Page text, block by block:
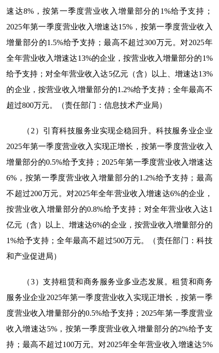
速达8%，按第一季度营业收入增量部分的1%给予支持；
2025年第一季度营业收入增速达15%，按第一季度营业收入
增量部分的1.5%给予支持；最高不超过300万元。对2025年
全年营业收入增速达13%的企业，按营业收入增量部分的1%
给予支持；对全年营业收入达5亿元（含）以上、增速达13%
的企业，按营业收入增量部分的1.2%给予支持；全年最高不
超过800万元。（责任部门：信息技术产业局）
（2）引育科技服务业实现企稳回升。科技服务业企业
2025年第一季度营业收入实现正增长，按第一季度营业收入
增量部分的0.5%给予支持；2025年第一季度营业收入增速达
6%，按第一季度营业收入增量部分的1.2%给予支持；最高
不超过200万元。对2025年全年营业收入增速达6%的企业，
按营业收入增量部分的0.8%给予支持；对全年营业收入达1
亿元（含）以上、增速达6%的企业，按营业收入增量部分的
1%给予支持；全年最高不超过500万元。（责任部门：科技
和产业促进局）
（3）支持租赁和商务服务业多业态发展。租赁和商务
服务业企业2025年第一季度营业收入实现正增长，按第一季
度营业收入增量部分的0.5%给予支持；2025年第一季度营业
收入增速达5%，按第一季度营业收入增量部分的2%给予支
持；最高不超过100万元。对2025年全年营业收入增速达5%